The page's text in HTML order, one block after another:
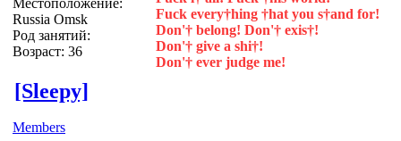
Russia Omsk
Род занятий:
Возраст: 36
Fuck every†hing †hat you s†and for!
Don'† belong! Don'† exis†!
Don'† give a shi†!
Don'† ever judge me!
[Sleepy]
Members